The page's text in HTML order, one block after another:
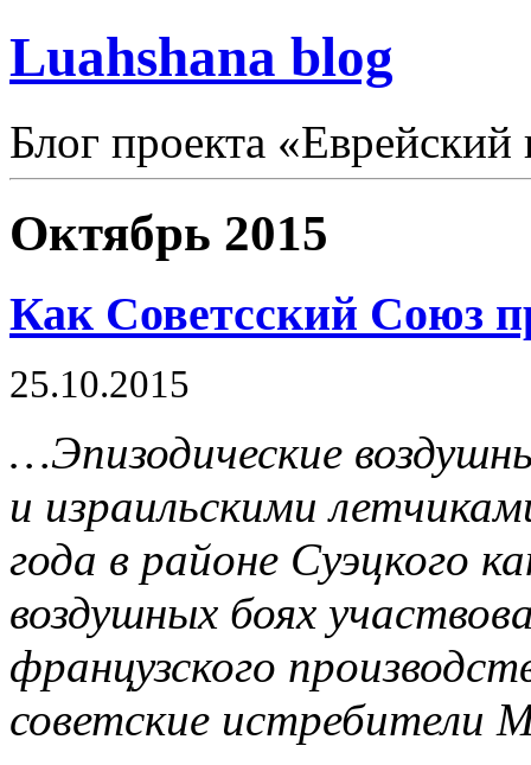
Luahshana blog
Блог проекта «Еврейский
Октябрь 2015
Как Советсский Союз
25.10.2015
…Эпизодические
и израильскими
года в районе Суэцкого
воздушных боях
французского
советские истребители